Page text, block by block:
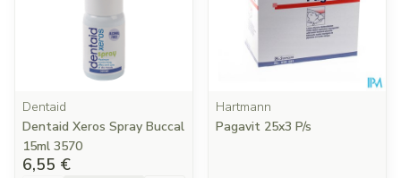
Dentaid
Dentaid Xeros Spray Buccal
15ml 3570
6,55 €
Hartmann
Pagavit 25x3 P/s